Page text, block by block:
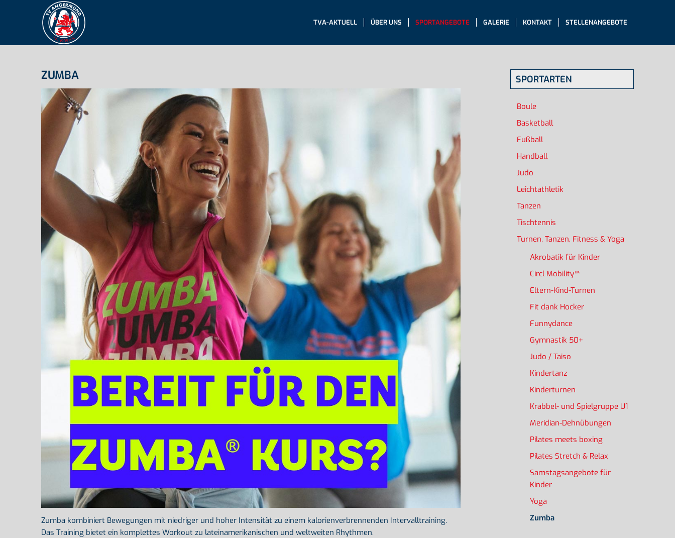
TVA-AKTUELL ÜBER UNS SPORTANGEBOTE GALERIE KONTAKT STELLENANGEBOTE
ZUMBA
Zumba kombiniert Bewegungen mit niedriger und hoher Intensität zu einem kalorienverbrennenden Intervalltraining.
Das Training bietet ein komplettes Workout zu lateinamerikanischen und weltweiten Rhythmen.
SPORTARTEN
Boule
Basketball
Fußball
Handball
Judo
Leichtathletik
Tanzen
Tischtennis
Turnen, Tanzen, Fitness & Yoga
Akrobatik für Kinder
Circl Mobility™
Eltern-Kind-Turnen
Fit dank Hocker
Funnydance
Gymnastik 50+
Judo / Taiso
Kindertanz
Kinderturnen
Krabbel- und Spielgruppe U1
Meridian-Dehnübungen
Pilates meets boxing
Pilates Stretch & Relax
Samstagsangebote für
Kinder
Yoga
Zumba